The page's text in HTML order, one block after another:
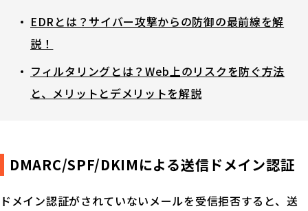
イベント
用語解説
見積り依頼
EDRとは？サイバー攻撃からの防御の最前線を解
説！
フィルタリングとは？Web上のリスクを防ぐ方法
と、メリットとデメリットを解説
DMARC/SPF/DKIMによる送信ドメイン認証
ドメイン認証がされていないメールを受信拒否すると、送